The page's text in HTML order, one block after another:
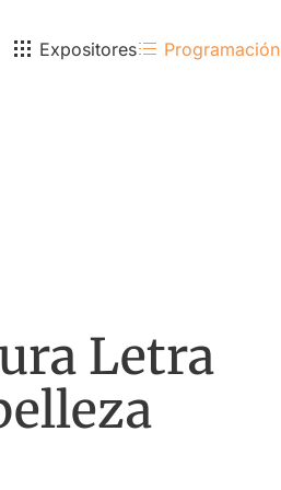
Expositores Programación
Letra